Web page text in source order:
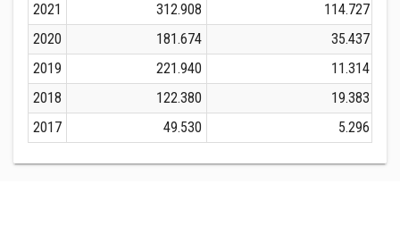
2021
312.908
114.727
2020
181.674
35.437
2019
221.940
11.314
2018
122.380
19.383
2017
49.530 5.296